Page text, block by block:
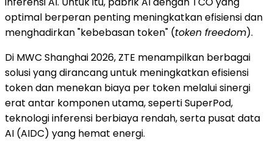
optimal berperan penting meningkatkan efisiensi dan
menghadirkan "kebebasan token" (token freedom).
Di MWC Shanghai 2026, ZTE menampilkan berbagai
solusi yang dirancang untuk meningkatkan efisiensi
token dan menekan biaya per token melalui sinergi
erat antar komponen utama, seperti SuperPod,
teknologi inferensi berbiaya rendah, serta pusat data
AI (AIDC) yang hemat energi.